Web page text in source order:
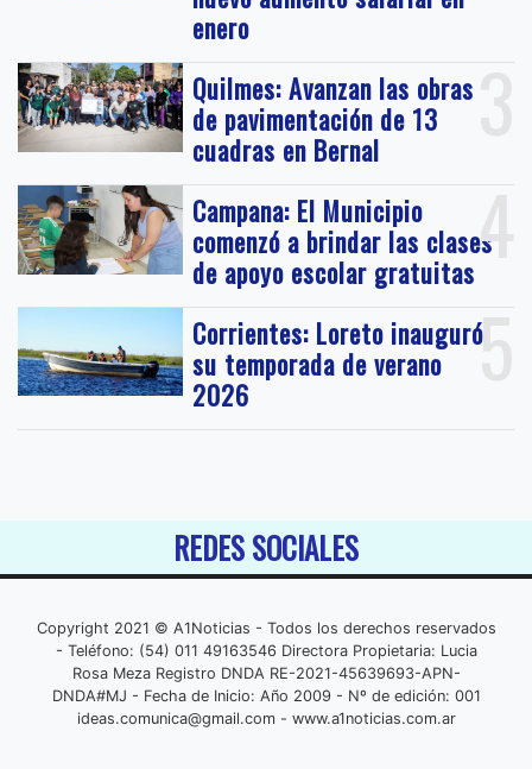
enero
3
Quilmes: Avanzan las obras
de pavimentación de 13
cuadras en Bernal
4
Campana: El Municipio
comenzó a brindar las clases
de apoyo escolar gratuitas
5
Corrientes: Loreto inauguró
su temporada de verano
2026
REDES SOCIALES
Copyright 2021 © A1Noticias - Todos los derechos reservados
- Teléfono: (54) 011 49163546 Directora Propietaria: Lucia
Rosa Meza Registro DNDA RE-2021-45639693-APN-
DNDA#MJ - Fecha de Inicio: Año 2009 - Nº de edición: 001
ideas.comunica@gmail.com- www.a1noticias.com.ar